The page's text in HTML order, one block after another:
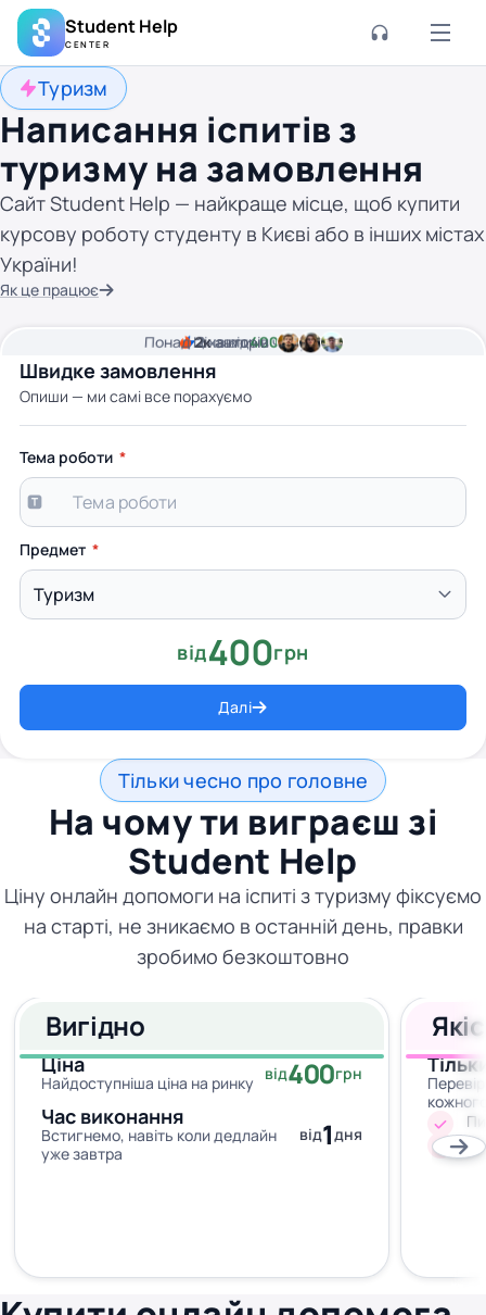
Student Help
CENTER
Туризм
Написання іспитів з
туризму на замовлення
Сайт Student Help — найкраще місце, щоб купити
курсову роботу студенту в Києві або в інших містах
України!
Як це працює
Швидке замовлення
Опиши — ми самі все порахуємо
2хвилини часу
Ціна від400 грн
Понад2кавторів
Тема роботи
Предмет
від400грн
Далі
Тільки чесно про головне
На чому ти виграєш зі
Student Help
Ціну онлайн допомоги на іспиті з туризму фіксуємо
на старті, не зникаємо в останній день, правки
зробимо безкоштовно
Вигідно
Ціна
Найдоступніша ціна на ринку від400грн
Час виконання
Встигнемо, навіть коли дедлайн
уже завтра
від1дня